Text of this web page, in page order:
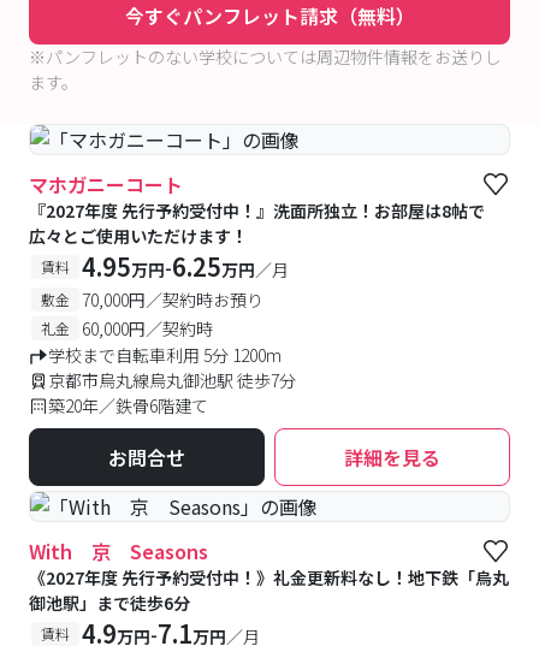
今すぐパンフレット請求（無料）
※パンフレットのない学校については周辺物件情報をお送りし
ます。
マホガニーコート
『2027年度 先行予約受付中！』洗面所独立！お部屋は8帖で
広々とご使用いただけます！
賃料 4.95万円-6.25万円／月
敷金 70,000円／契約時お預り
礼金
60,000円／契約時
学校まで自転車利用 5分 1200m
京都市烏丸線烏丸御池駅 徒歩7分
築20年／鉄骨6階建て
お問合せ 詳細を見る
With 京 Seasons
《2027年度 先行予約受付中！》礼金更新料なし！地下鉄「烏丸
御池駅」まで徒歩6分
賃料 4.9万円-7.1万円／月